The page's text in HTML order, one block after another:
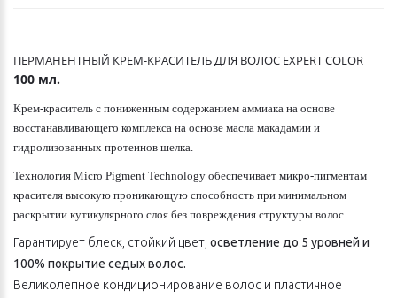
ПЕРМАНЕНТНЫЙ КРЕМ-КРАСИТЕЛЬ ДЛЯ ВОЛОС EXPERT COLOR
100 мл.
Крем-краситель с пониженным содержанием аммиака на основе
восстанавливающего комплекса на основе масла макадамии и
гидролизованных протеинов шелка.
Технология Micro Pigment Technology обеспечивает микро-пигментам
красителя высокую проникающую способность при минимальном
раскрытии кутикулярного слоя без повреждения структуры волос.
Гарантирует блеск, стойкий цвет, осветление до 5 уровней и
100% покрытие седых волос.
Великолепное кондиционирование волос и пластичное